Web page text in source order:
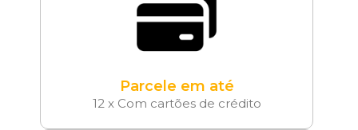
Parcele em até
12 x Com cartões de crédito